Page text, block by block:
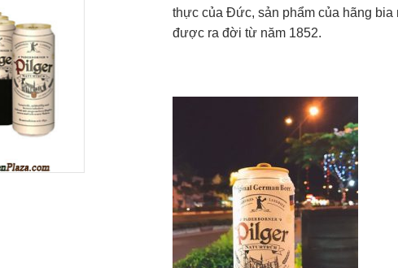
thực của Đức, sản phẩm của hãng
được ra đời từ năm 1852.